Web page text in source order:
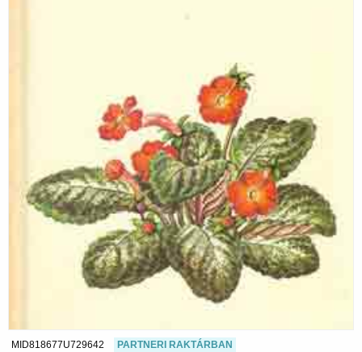
MID818677U729642 PARTNERI RAKTÁRBAN